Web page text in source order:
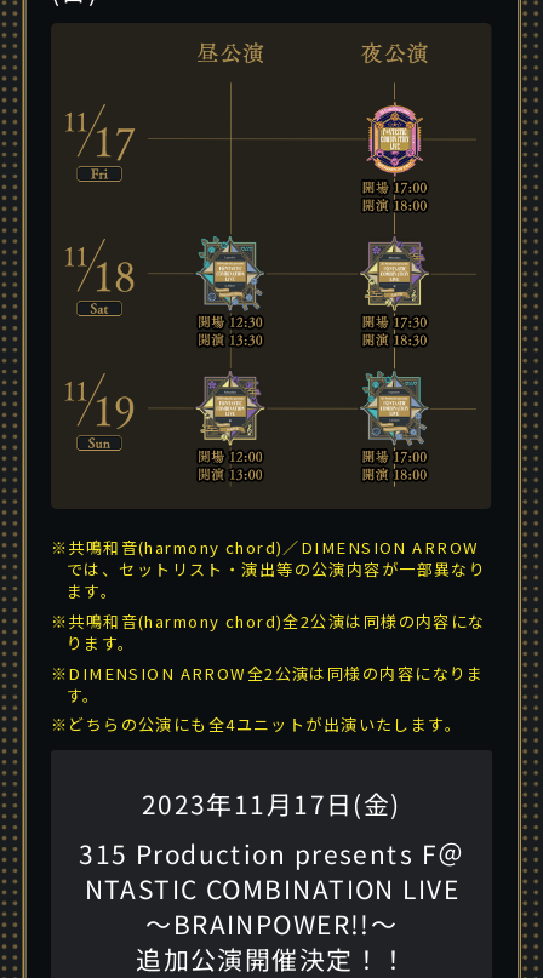
※共鳴和音(harmony chord)／DIMENSION ARROW
では、セットリスト・演出等の公演内容が一部異なり
ます。
※共鳴和音(harmony chord)全2公演は同様の内容にな
ります。
※DIMENSION ARROW全2公演は同様の内容になりま
す。
※どちらの公演にも全4ユニットが出演いたします。
2023年11月17日(金)
315 Production presents F＠
NTASTIC COMBINATION LIVE
～BRAINPOWER!!～
追加公演開催決定！！